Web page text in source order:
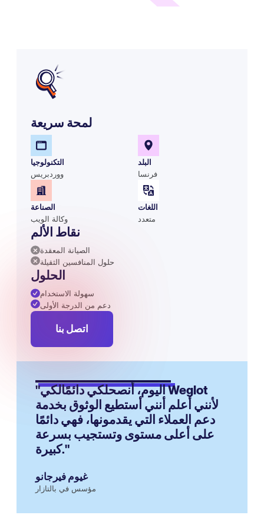
لمحة سريعة
التكنولوجيا
ووردبريس
البلد
فرنسا
الصناعة
وكالة الويب
اللغات
متعدد
نقاط الألم
الصيانة المعقدة
حلول المنافسين الثقيلة
الحلول
سهولة الاستخدام
دعم من الدرجة الأولى
اتصل بنا
"اليوم، أنصحلكي دائمًالكي Weglot
لأنني أعلم أنني أستطيع الوثوق بخدمة
دعم العملاء التي يقدمونها، فهي دائمًا
على أعلى مستوى وتستجيب بسرعة
كبيرة."
غيوم فيرجانو
مؤسس في بالتازار